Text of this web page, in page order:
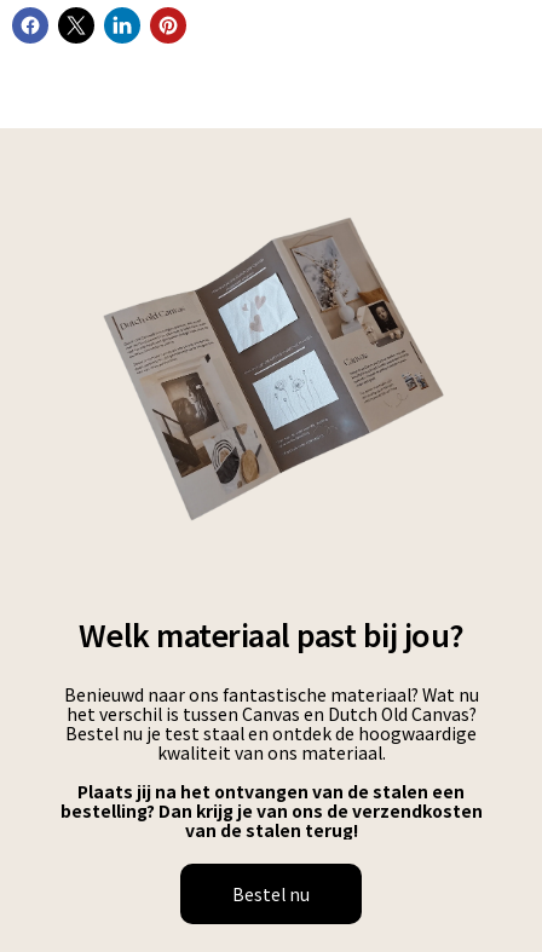
Welk materiaal past bij jou?
Benieuwd naar ons fantastische materiaal? Wat nu
het verschil is tussen Canvas en Dutch Old Canvas?
Bestel nu je test staal en ontdek de hoogwaardige
kwaliteit van ons materiaal.
Plaats jij na het ontvangen van de stalen een
bestelling? Dan krijg je van ons de verzendkosten
van de stalen terug!
Bestel nu